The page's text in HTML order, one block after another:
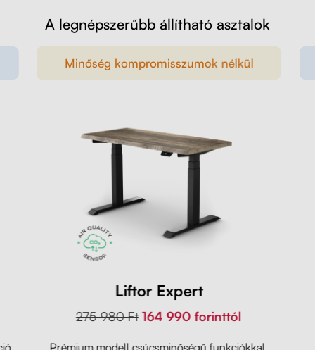
A legnépszerűbb állítható asztalok
Minőség kompromisszumok nélkül
Liftor Expert
275 980 Ft 164 990 forinttól